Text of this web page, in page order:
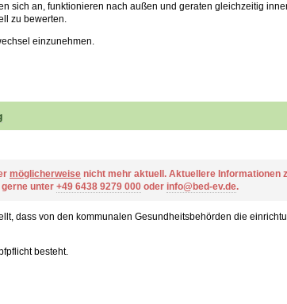
sich an, funktionieren nach außen und geraten gleichzeitig
zu bewerten.
einzunehmen.
möglicherweise nicht mehr aktuell. Aktuellere Informationen
unter +49 6438 9279 000 oder info@bed-ev.de.
dass von den kommunalen Gesundheitsbehörden die
besteht.